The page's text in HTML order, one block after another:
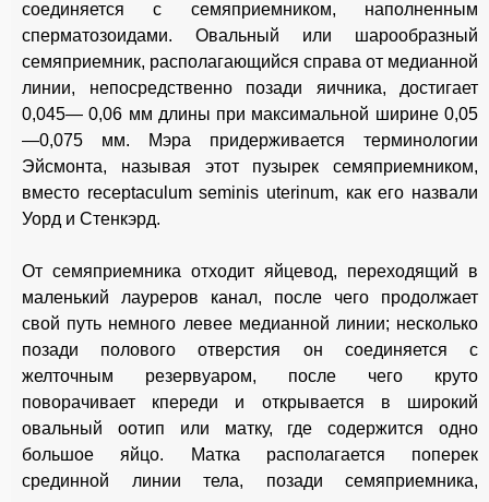
соединяется с семяприемником, наполненным
сперматозоидами. Овальный или шарообразный
семяприемник, располагающийся справа от медианной
линии, непосредственно позади яичника, достигает
0,045— 0,06 мм длины при максимальной ширине 0,05
—0,075 мм. Мэра придерживается терминологии
Эйсмонта, называя этот пузырек семяприемником,
вместо receptaculum seminis uterinum, как его назвали
Уорд и Стенкэрд.
От семяприемника отходит яйцевод, переходящий в
маленький лауреров канал, после чего продолжает
свой путь немного левее медианной линии; несколько
позади полового отверстия он соединяется с
желточным резервуаром, после чего круто
поворачивает кпереди и открывается в широкий
овальный оотип или матку, где содержится одно
большое яйцо. Матка располагается поперек
срединной линии тела, позади семяприемника,